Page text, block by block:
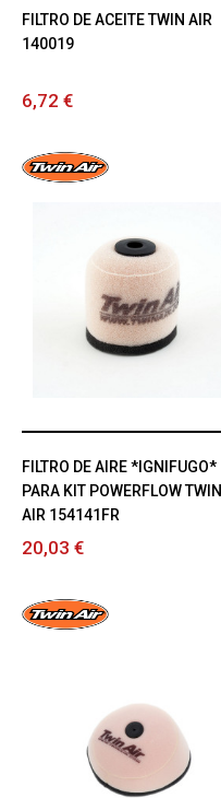
FILTRO DE ACEITE TWIN AIR
140019
6,72 €
FILTRO DE AIRE *IGNIFUGO*
PARA KIT POWERFLOW TWIN
AIR 154141FR
20,03 €